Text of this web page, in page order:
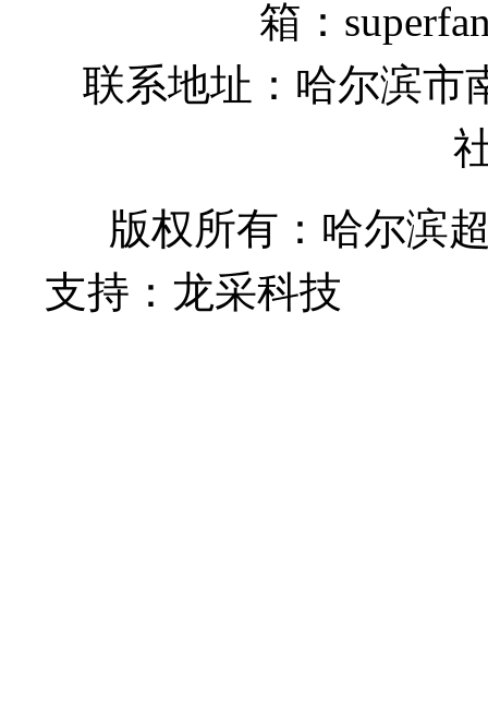
箱：
联系地址：哈尔滨市
版权所有：哈尔
支持：龙采科技